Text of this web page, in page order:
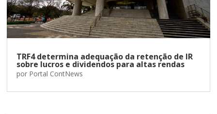
TRF4 determina adequação da retenção de IR
sobre lucros e dividendos para altas rendas
por Portal ContNews